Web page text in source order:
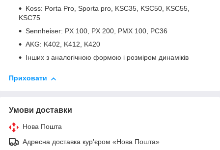
Koss: Porta Pro, Sporta pro, KSC35, KSC50, KSC55,
KSC75
Sennheiser: PX 100, PX 200, PMX 100, PC36
AKG: K402, K412, K420
Інших з аналогічною формою і розміром динаміків
Приховати
Умови доставки
Нова Пошта
Адресна доставка кур'єром «Нова Пошта»